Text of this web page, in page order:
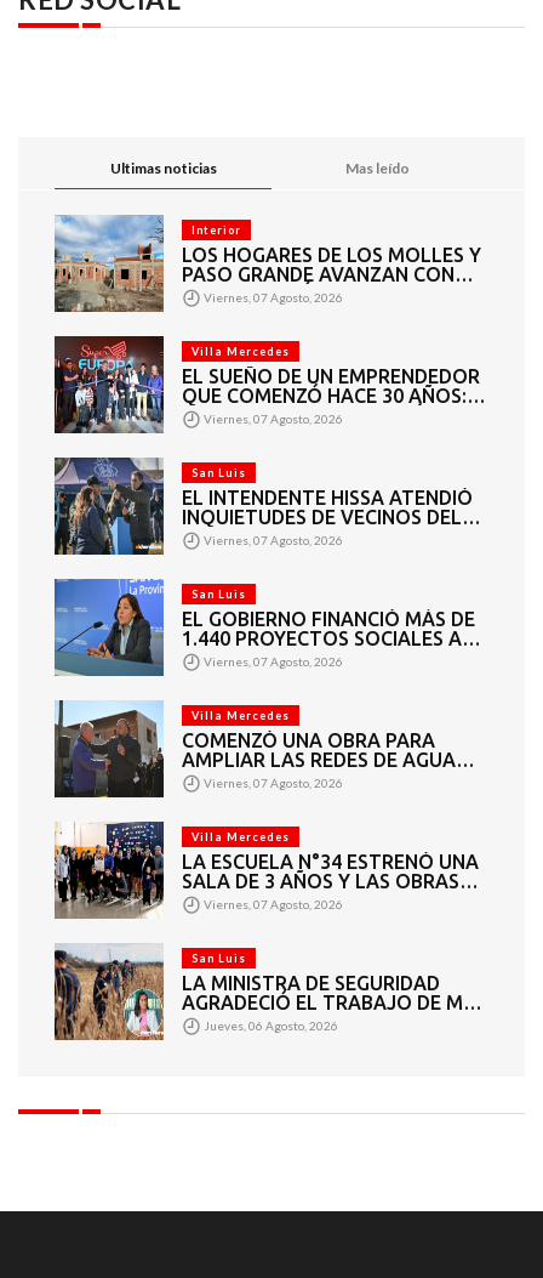
Ultimas noticias Mas leído
Interior
LOS HOGARES DE LOS MOLLES Y
PASO GRANDE AVANZAN CON
MAMPOSTERÍA E
INSTALACIONES
Viernes, 07 Agosto, 2026
Villa Mercedes
EL SUEÑO DE UN EMPRENDEDOR
QUE COMENZÓ HACE 30 AÑOS:
SUPER EUROPA INAUGURÓ SU
CUARTA SUCURSAL EN VILLA
Viernes, 07 Agosto, 2026
San Luis
EL INTENDENTE HISSA ATENDIÓ
INQUIETUDES DE VECINOS DEL
BARRIO AMPPARE
Viernes, 07 Agosto, 2026
San Luis
EL GOBIERNO FINANCIÓ MÁS DE
1.440 PROYECTOS SOCIALES A
2.200 ENTIDADES DE TODA LA
PROVINCIA
Viernes, 07 Agosto, 2026
Villa Mercedes
COMENZÓ UNA OBRA PARA
AMPLIAR LAS REDES DE AGUA
POTABLE Y CLOACAS EN VILLA
MERCEDES
Viernes, 07 Agosto, 2026
Villa Mercedes
LA ESCUELA N°34 ESTRENÓ UNA
SALA DE 3 AÑOS Y LAS OBRAS
QUE PERMITEN COMPLETAR EL
CICLO SECUNDARIO
Viernes, 07 Agosto, 2026
San Luis
LA MINISTRA DE SEGURIDAD
AGRADECIÓ EL TRABAJO DE MÁS
DE 200 EFECTIVOS QUE
PARTICIPARON EN LA BÚSQUEDA
Jueves, 06 Agosto, 2026